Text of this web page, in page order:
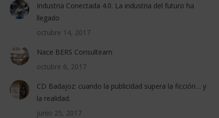
Industria Conectada 4.0. La industria del futuro ha
llegado
octubre 14, 2017
Nace BERS Consulteam
octubre 6, 2017
CD Badajoz: cuando la publicidad supera la ficción… y
la realidad.
junio 25, 2017